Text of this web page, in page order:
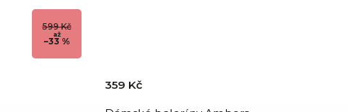
599 Kč
až
–33 %
359 Kč